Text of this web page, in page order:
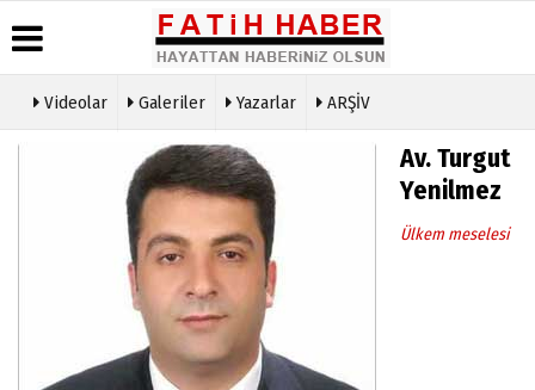
Haberleri
Biyografiler
Künye
İletişim
Politikası
Videolar Galeriler Yazarlar ARŞİV
Av. Turgut
Yenilmez
Ülkem meselesi